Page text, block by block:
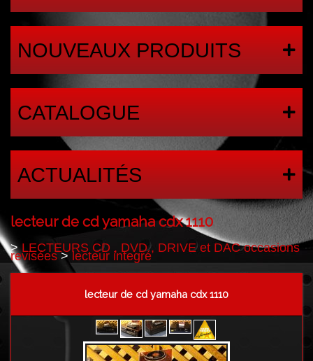
NOUVEAUX PRODUITS
CATALOGUE
ACTUALITÉS
lecteur de cd yamaha cdx 1110
>LECTEURS CD , DVD , DRIVE et DAC occasions
revisées> lecteur integré
lecteur de cd yamaha cdx 1110